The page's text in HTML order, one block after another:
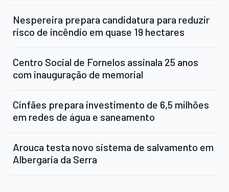
Nespereira prepara candidatura para reduzir
risco de incêndio em quase 19 hectares
Centro Social de Fornelos assinala 25 anos
com inauguração de memorial
Cinfães prepara investimento de 6,5 milhões
em redes de água e saneamento
Arouca testa novo sistema de salvamento em
Albergaria da Serra